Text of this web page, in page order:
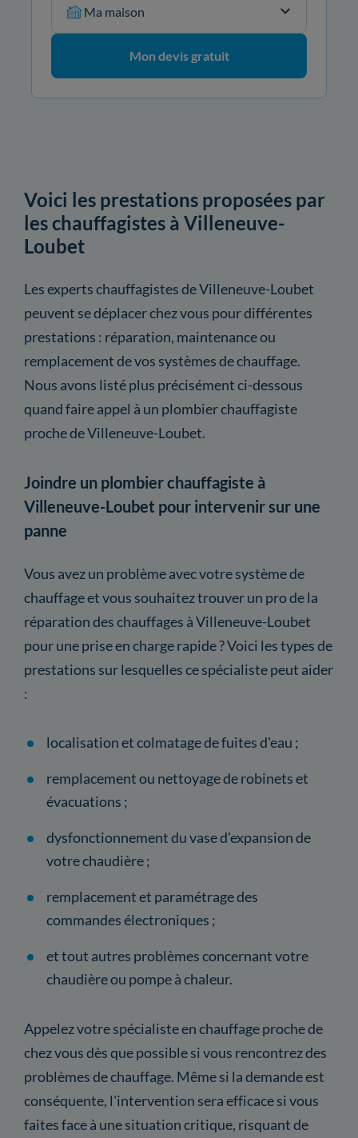
Ma maison
Mon devis gratuit
Voici les prestations proposées par
les chauffagistes à Villeneuve-
Loubet
Les experts chauffagistes de Villeneuve-Loubet
peuvent se déplacer chez vous pour différentes
prestations : réparation, maintenance ou
remplacement de vos systèmes de chauffage.
Nous avons listé plus précisément ci-dessous
quand faire appel à un plombier chauffagiste
proche de Villeneuve-Loubet.
Joindre un plombier chauffagiste à
Villeneuve-Loubet pour intervenir sur une
panne
Vous avez un problème avec votre système de
chauffage et vous souhaitez trouver un pro de la
réparation des chauffages à Villeneuve-Loubet
pour une prise en charge rapide ? Voici les types de
prestations sur lesquelles ce spécialiste peut aider
:
localisation et colmatage de fuites d'eau ;
remplacement ou nettoyage de robinets et
évacuations ;
dysfonctionnement du vase d'expansion de
votre chaudière ;
remplacement et paramétrage des
commandes électroniques ;
et tout autres problèmes concernant votre
chaudière ou pompe à chaleur.
Appelez votre spécialiste en chauffage proche de
chez vous dès que possible si vous rencontrez des
problèmes de chauffage. Même si la demande est
conséquente, l'intervention sera efficace si vous
faites face à une situation critique, risquant de